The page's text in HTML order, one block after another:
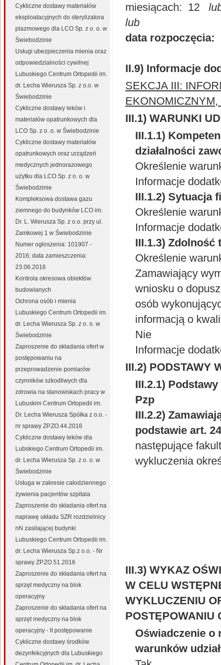
miesiącach: 12
lub
data rozpoczęcia:
II.9) Informacje
SEKCJA III:
III.1) WARUNKI
III.1.1)
działalności
Określenie
Informacje
III.1.2) Sytuacja
Określenie
Informacje
III.1.3) Zdolność
Określenie
Zamawiający
wniosku o
osób
informacją o
Nie
Informacje
III.2) PODSTAWY
III.2.1)
Pzp
III.2.2)
podstawie art.
następujące
wykluczenia
III.3) WYKAZ
W CELU
WYKLUCZENIU
POSTĘPOWANIU
Oświadczenie o
warunków
Cykliczne dostawy materiałów
eksploatacyjnych do sterylizatora
plazmowego dla LCO Sp. z o. o. w
Świebodzinie
Usługi ubezpieczenia mienia oraz
odpowiedzialności cywilnej
Lubuskiego Centrum Ortopedii im.
dr. Lecha Wierusza Sp. z o.o. w
Świebodzinie
Cykliczne dostawy leków i
materiałów opatrunkowych dla
LCO Sp. z o. o. w Świebodzinie
Cykliczne dostawy materiałów
opatrunkowych oraz urządzeń
medycznych jednorazowego
użytku dla LCO Sp. z o. o. w
Świebodzinie
Kompleksowa dostawa gazu
ziemnego do budynków LCO im.
Dr. L. Wierusza Sp. z o.o. przy ul.
Zamkowej 1 w Świebodzinie
Numer ogłoszenia: 101907 -
2016; data zamieszczenia:
23.06.2016
Kontrola okresowa obiektów
budowlanych
Ochrona osób i mienia
Lubuskiego Centrum Ortopedii im.
dr. Lecha Wierusza Sp. z o. o. w
Świebodzinie
Zaproszenie do składania ofert w
postępowaniu na
przeprowadzenie pomiarów
czynników szkodliwych dla
zdrowia na stanowiskach pracy w
Lubuskim Centrum Ortopedii im.
Dr. Lecha Wierusza Spółka z o.o. -
nr sprawy ZP.ZO.44.2016
Cykliczne dostawy leków dla
Lubskiego Centrum Ortopedii im.
dr. Lecha Wierusza Sp. z o. o. w
Świebodzinie
Usługa w zakresie całodziennego
żywienia pacjentów szpitala
Zaproszenie do składania ofert na
naprawę układu SZR rozdzielnicy
nN zasilającej budynki
Lubuskiego Centrum Ortopedii im.
dr. Lecha Wierusza Sp.z o.o. - Nr
sprawy ZP.ZO.51.2016
Zaproszenie do składania ofert na
sprzęt medyczny na blok
operacyjny
Zaproszenie do składania ofert na
sprzęt medyczny na blok
operacyjny - II postępowanie
Cykliczne dostawy środków
dezynfekcyjnych dla Lubuskiego